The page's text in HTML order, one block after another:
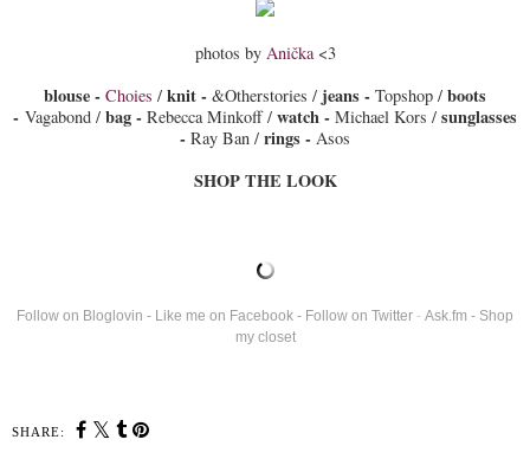
photos by Anička<3
blouse - Choies / knit - &Otherstories / jeans - Topshop / boots
- Vagabond / bag - Rebecca Minkoff / watch - Michael Kors / sunglasses
- Ray Ban / rings - Asos
SHOP THE LOOK
Follow on Bloglovin - Like me on Facebook - Follow on Twitter - Ask.fm - Shop
my closet
SHARE: